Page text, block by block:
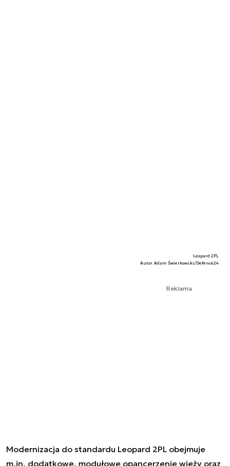
Leopard 2PL
Autor. Adam Świerkowski/Defence24
Reklama
Modernizacja do standardu Leopard 2PL obejmuje
m.in. dodatkowe, modułowe opancerzenie wieży oraz